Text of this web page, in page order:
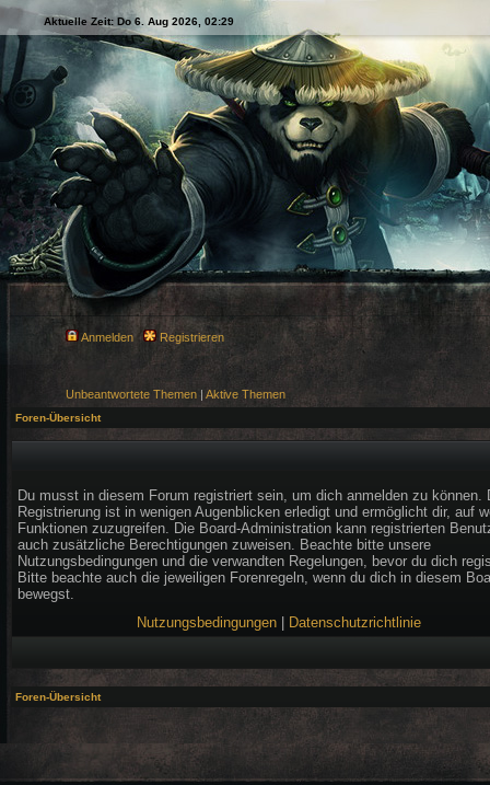
Aktuelle Zeit: Do 6. Aug 2026, 02:29
Anmelden Registrieren
Unbeantwortete Themen | Aktive Themen
Foren-Übersicht
Du musst in diesem Forum registriert sein, um dich anmelden zu können.
Registrierung ist in wenigen Augenblicken erledigt und ermöglicht dir, auf
Funktionen zuzugreifen. Die Board-Administration kann registrierten
auch zusätzliche Berechtigungen zuweisen. Beachte bitte unsere
Nutzungsbedingungen und die verwandten Regelungen, bevor du dich
Bitte beachte auch die jeweiligen Forenregeln, wenn du dich in diesem
bewegst.
Nutzungsbedingungen
Datenschutzrichtlinie
Foren-Übersicht